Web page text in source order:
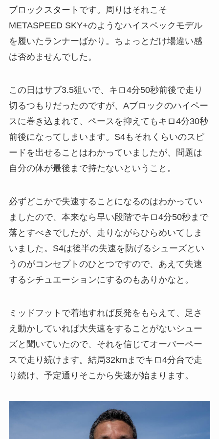
ブロックスタートです。周りはそれこそ
METASPEED SKY+のようなハイスペックモデル
を履いたランナーばかり。ちょっとだけ場違い感
は否めませんでした。
この日はサブ3.5狙いで、キロ4分50秒前後で走り
切るつもりだったのですが、Aブロックのハイペー
スに巻き込まれて、ペースを抑えてもキロ4分30秒
前後になってしまいます。S4もそれくらいのスピ
ードを出せることはわかっていましたが、問題は
自分の体が最後まで持たないということ。
必ずどこかで失速することになるのはわかってい
ましたので、本来なら早い段階でキロ4分50秒まで
落とすべきでしたが、走りながらひらめいてしま
いました。S4は後半の失速を防げるシューズとい
うのがコンセプトのひとつですので、あえて失速
するシチュエーションにするのもありかなと。
ミッドフットで着地すれば反発をもらえて、足さ
え動かしていれば大失速をすることがないシュー
ズと聞いていたので、それを信じてオーバーペー
スで走り続けます。結局32kmまでキロ4分台で走
り続け、予定通りそこから失速が始まります。